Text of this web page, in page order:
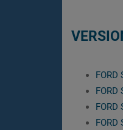
FORD
FORD
FORD
FORD